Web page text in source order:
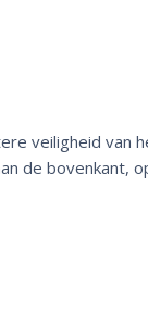
veiligheid van
de bovenkant,